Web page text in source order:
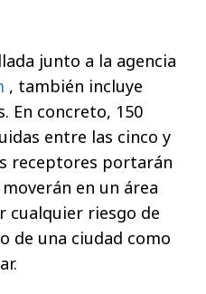
junto a la agencia
, también incluye
En concreto, 150
entre las cinco y
receptores portarán
en un área
cualquier riesgo de
de una ciudad como